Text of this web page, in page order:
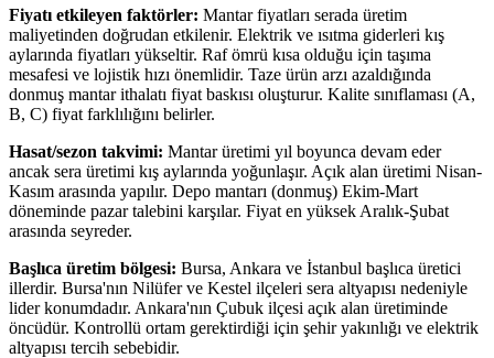
Fiyatı etkileyen faktörler: Mantar fiyatları serada üretim
maliyetinden doğrudan etkilenir. Elektrik ve ısıtma giderleri kış
aylarında fiyatları yükseltir. Raf ömrü kısa olduğu için taşıma
mesafesi ve lojistik hızı önemlidir. Taze ürün arzı azaldığında
donmuş mantar ithalatı fiyat baskısı oluşturur. Kalite sınıflaması (A,
B, C) fiyat farklılığını belirler.
Hasat/sezon takvimi: Mantar üretimi yıl boyunca devam eder
ancak sera üretimi kış aylarında yoğunlaşır. Açık alan üretimi Nisan-
Kasım arasında yapılır. Depo mantarı (donmuş) Ekim-Mart
döneminde pazar talebini karşılar. Fiyat en yüksek Aralık-Şubat
arasında seyreder.
Başlıca üretim bölgesi: Bursa, Ankara ve İstanbul başlıca üretici
illerdir. Bursa'nın Nilüfer ve Kestel ilçeleri sera altyapısı nedeniyle
lider konumdadır. Ankara'nın Çubuk ilçesi açık alan üretiminde
öncüdür. Kontrollü ortam gerektirdiği için şehir yakınlığı ve elektrik
altyapısı tercih sebebidir.